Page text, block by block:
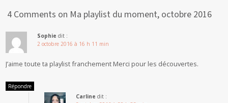
4 Comments on Ma playlist du moment, octobre 2016
Sophie dit :
2 octobre 2016 à 16 h 11 min
J’aime toute ta playlist franchement Merci pour les découvertes.
Répondre
Carline dit :